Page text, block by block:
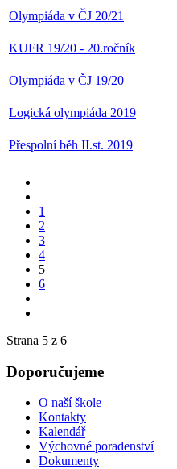
Olympiáda v ČJ 20/21
KUFR 19/20 - 20.ročník
Olympiáda v ČJ 19/20
Logická olympiáda 2019
Přespolní běh II.st. 2019
1
2
3
4
5
6
Strana 5 z 6
Doporučujeme
O naší škole
Kontakty
Kalendář
Výchovné poradenství
Dokumenty